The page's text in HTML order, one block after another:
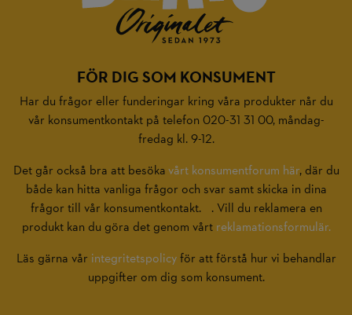
FÖR DIG SOM KONSUMENT
Har du frågor eller funderingar kring våra produkter når du
vår konsumentkontakt på telefon 020-31 31 00, måndag-
fredag kl. 9-12.
Det går också bra att besökavårt konsumentforum här, där du
både kan hitta vanliga frågor och svar samt skicka in dina
frågor till vår konsumentkontakt. . Vill du reklamera en
produkt kan du göra det genom vårt reklamationsformulär.
Läs gärna vår integritetspolicyför att förstå hur vi behandlar
uppgifter om dig som konsument.